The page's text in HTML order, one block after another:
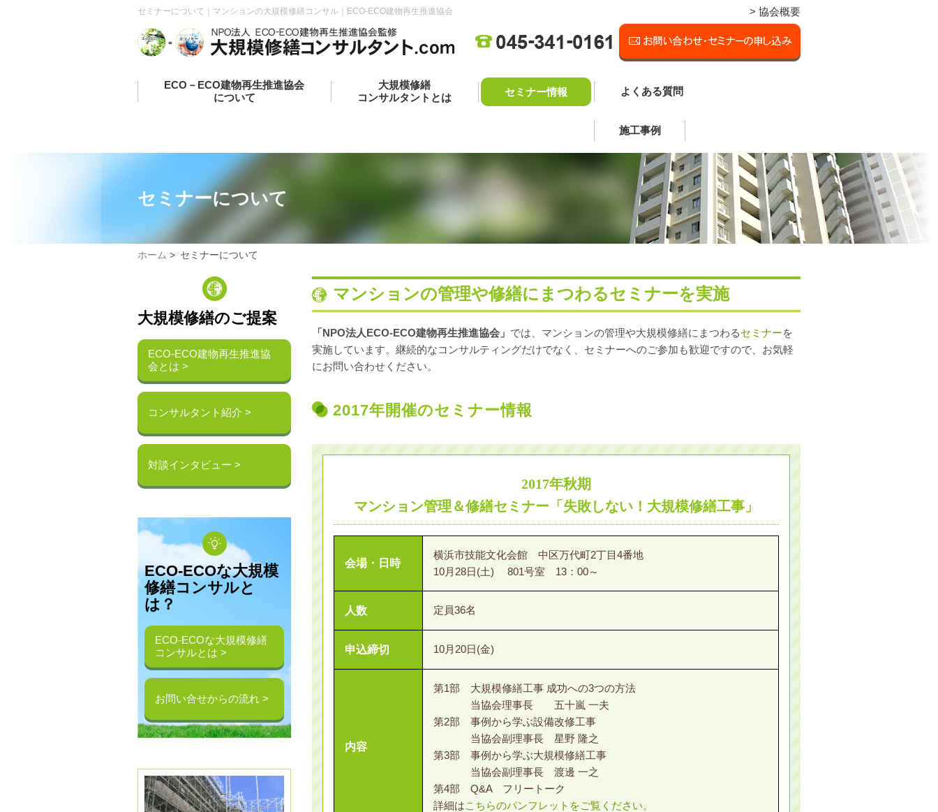
セミナーについて｜マンションの大規模修繕コンサル｜ECO-ECO建物再生推進協会 > 協会概要
ECO－ECO建物再生推進協会
について
大規模修繕
コンサルタントとは
セミナー情報 よくある質問
施工事例
セミナーについて
ホーム > セミナーについて
マンションの管理や修繕にまつわるセミナーを実施
「NPO法人ECO-ECO建物再生推進協会」 では、マンションの管理や大規模修繕にまつわるセミナーを
実施しています。継続的なコンサルティングだけでなく、セミナーへのご参加も歓迎ですので、お気軽
にお問い合わせください。
2017年開催のセミナー情報
2017年秋期
マンション管理＆修繕セミナー「失敗しない！大規模修繕工事」
会場・日時
横浜市技能文化会館 中区万代町2丁目4番地
10月28日(土) 801号室 13：00～
人数 定員36名
申込締切 10月20日(金)
内容
第1部 大規模修繕工事 成功への3つの方法
当協会理事長 五十嵐 一夫
第2部 事例から学ぶ設備改修工事
当協会副理事長 星野 隆之
第3部 事例から学ぶ大規模修繕工事
当協会副理事長 渡邊 一之
第4部 Q&A フリートーク
詳細はこちらのパンフレットをご覧ください。
大規模修繕のご提案
ECO-ECO建物再生推進協
会とは >
コンサルタント紹介 >
対談インタビュー >
ECO-ECOな大規模
修繕コンサルと
は？
ECO-ECOな大規模修繕
コンサルとは >
お問い合せからの流れ >